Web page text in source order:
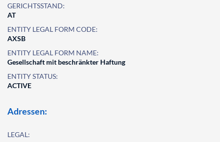
GERICHTSSTAND:
AT
ENTITY LEGAL FORM CODE:
AXSB
ENTITY LEGAL FORM NAME:
Gesellschaft mit beschränkter Haftung
ENTITY STATUS:
ACTIVE
Adressen:
LEGAL: